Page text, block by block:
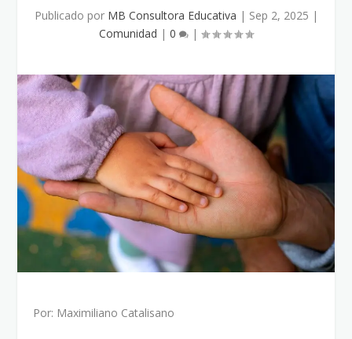
Publicado por MB Consultora Educativa | Sep 2, 2025 |
Comunidad | 0 |
Por: Maximiliano Catalisano